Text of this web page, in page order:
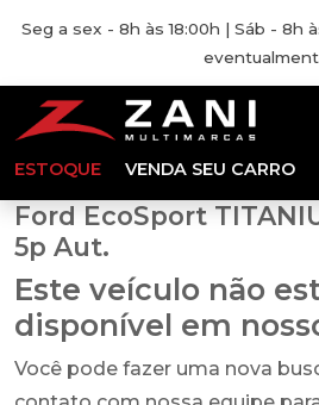
Seg a sex - 8h às 18:00h | Sáb - 8h
ESTOQUE VENDA SEU CARRO
Ford EcoSport
5p Aut.
Este veículo não
disponível em
Você pode fazer uma nova